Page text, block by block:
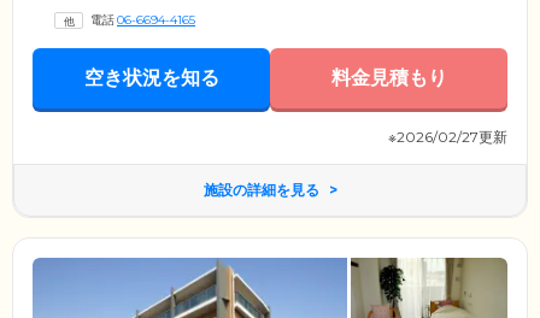
いただく浴室も大浴場、機械浴、個浴など多種ご用意しておりますの
で、介護度が変わっても快適にご利用いただけます。JR阪和線「我孫子
も良好です。
電話06-6694-4165
空き状況を知る 料金見積もり
※2026/02/27更新
施設の詳細を見る